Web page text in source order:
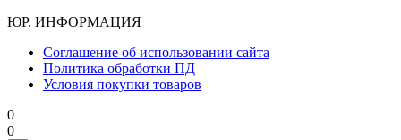
ЮР. ИНФОРМАЦИЯ
Соглашение об использовании сайта
Политика обработки ПД
Условия покупки товаров
0
0